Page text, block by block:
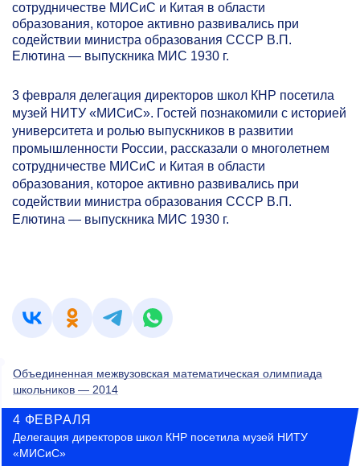
сотрудничестве МИСиС и Китая в области
образования, которое активно развивались при
содействии министра образования СССР В.П.
Елютина — выпускника МИС 1930 г.
3 февраля делегация директоров школ КНР посетила
музей НИТУ «МИСиС». Гостей познакомили с историей
университета и ролью выпускников в развитии
промышленности России, рассказали о многолетнем
сотрудничестве МИСиС и Китая в области
образования, которое активно развивались при
содействии министра образования СССР В.П.
Елютина — выпускника МИС 1930 г.
Объединенная межвузовская математическая олимпиада
школьников — 2014
4 ФЕВРАЛЯ
Делегация директоров школ КНР посетила музей НИТУ
«МИСиС»